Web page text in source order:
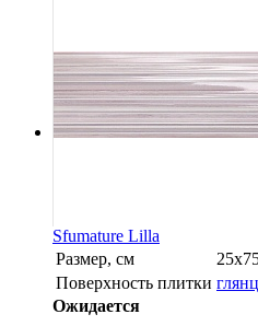
Sfumature Lilla
Размер, см
Поверхность плитки
Ожидается